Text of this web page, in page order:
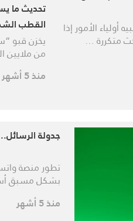
أولياء الأمور إذا
متكررة …
تحديث ما
القطب
يخزن قبو
من ملايين
منذ 5 أشهر
جدولة
تطور منصة
بشكل مسبق
منذ 5 أشهر